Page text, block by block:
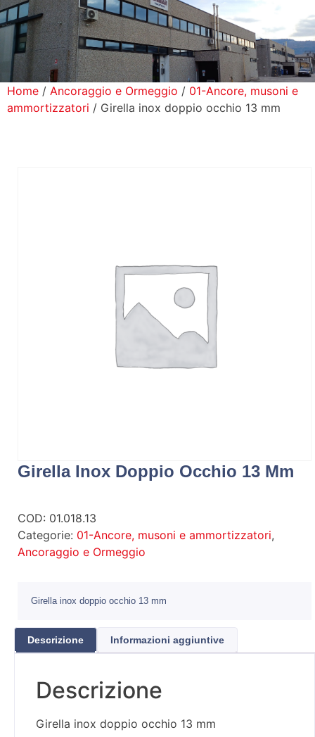
Prodotti
Home / Ancoraggio e Ormeggio / 01-Ancore, musoni e
ammortizzatori / Girella inox doppio occhio 13 mm
Girella Inox Doppio Occhio 13 Mm
COD: 01.018.13
Categorie: 01-Ancore, musoni e ammortizzatori,
Ancoraggio e Ormeggio
Girella inox doppio occhio 13 mm
Descrizione Informazioni aggiuntive
Descrizione
Girella inox doppio occhio 13 mm